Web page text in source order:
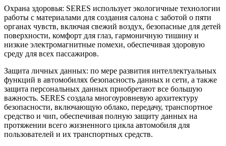
Охрана здоровья: SERES использует экологичные технологии
работы с материалами для создания салона с заботой о пяти
органах чувств, включая свежий воздух, безопасные для детей
поверхности, комфорт для глаз, гармоничную тишину и
низкие электромагнитные помехи, обеспечивая здоровую
среду для всех пассажиров.
Защита личных данных: по мере развития интеллектуальных
функций в автомобилях безопасность данных и сети, а также
защита персональных данных приобретают все большую
важность. SERES создала многоуровневую архитектуру
безопасности, включающую облако, передачу, транспортное
средство и чип, обеспечивая полную защиту данных на
протяжении всего жизненного цикла автомобиля для
пользователей и их транспортных средств.